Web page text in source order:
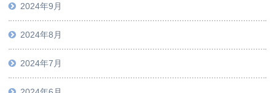
2024年9月
2024年8月
2024年7月